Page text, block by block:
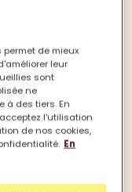
équipe
répondre
et la
par la qualité
de nos
attentions
de mieux
leur
sont
ne
à des tiers. En
l'utilisation
de nos cookies,
En